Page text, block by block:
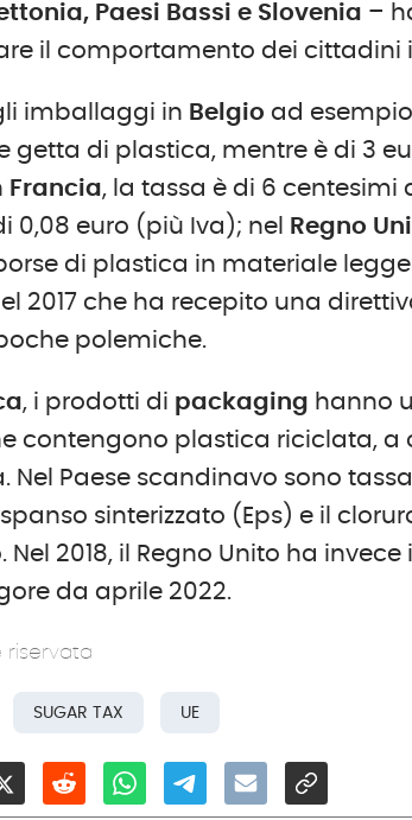
Paesi Bassi e Slovenia –
il comportamento dei cittadini
imballaggi in Belgioad
getta di plastica, mentre è di 3
Francia, la tassa è di 6 centesimi
0,08 euro (più Iva); nel Regno
di plastica in materiale
2017 che ha recepito una
polemiche.
, i prodotti di packaging hanno
contengono plastica riciclata, a
Nel Paese scandinavo sono
sinterizzato (Eps) e il
Nel 2018, il Regno Unito ha
da aprile 2022.
riservata
SUGAR TAX UE